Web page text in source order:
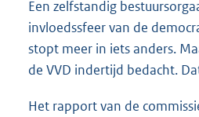
Een zelfstandig
invloedssfeer van de
stopt meer in iets anders.
de VVD indertijd bedacht.
Het rapport van de